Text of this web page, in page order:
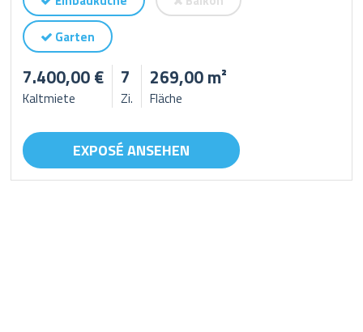
Garten
7.400,00 €
Kaltmiete
7
Zi.
269,00 m²
Fläche
EXPOSÉ ANSEHEN